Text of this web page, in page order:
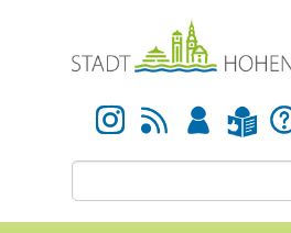
Instagram Newsfeed Anmelden Leichte Sprache Hilfe